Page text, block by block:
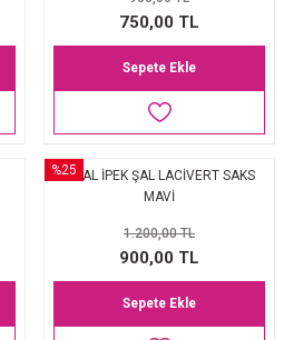
750,00 TL
Sepete Ekle
%25VUAL İPEK ŞAL LACİVERT SAKS
MAVİ
1.200,00 TL
900,00 TL
Sepete Ekle